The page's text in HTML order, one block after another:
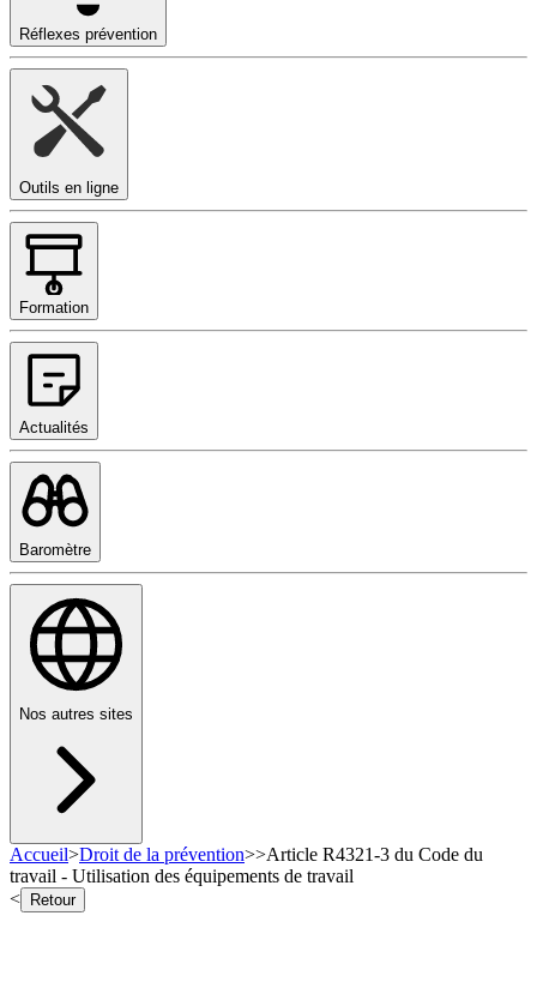
Réflexes prévention
Outils en ligne
Formation
Actualités
Baromètre
Nos autres sites
Accueil>Droit de la prévention>>Article R4321-3 du Code du
travail - Utilisation des équipements de travail
<
Retour